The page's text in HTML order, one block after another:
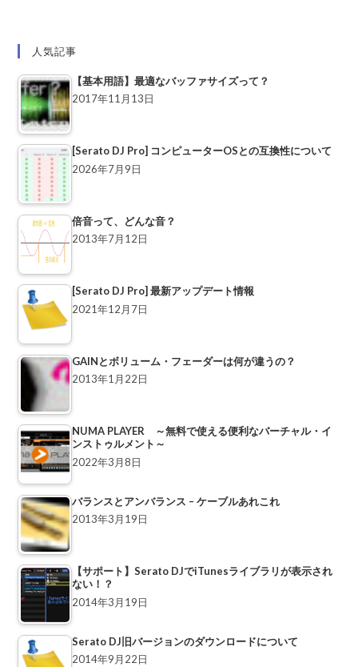
人気記事
【基本用語】最適なバッファサイズって？
2017年11月13日
[Serato DJ Pro] コンピューターOSとの互換性について
2026年7月9日
倍音って、どんな音？
2013年7月12日
[Serato DJ Pro] 最新アップデート情報
2021年12月7日
GAINとボリューム・フェーダーは何が違うの？
2013年1月22日
NUMA PLAYER ～無料で使える便利なバーチャル・イ
ンストゥルメント～
2022年3月8日
バランスとアンバランス – ケーブルあれこれ
2013年3月19日
【サポート】Serato DJでiTunesライブラリが表示され
ない！？
2014年3月19日
Serato DJ旧バージョンのダウンロードについて
2014年9月22日